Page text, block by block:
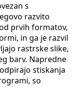
s
razvito
prvih formatov,
in ga je razvil
rastrske slike,
barv. Napredne
stiskanja
so